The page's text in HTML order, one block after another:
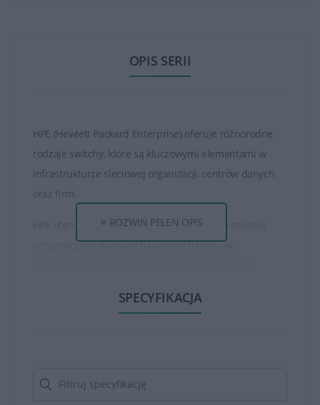
OPIS SERII
HPE (Hewlett Packard Enterprise) oferuje różnorodne
rodzaje switchy, które są kluczowymi elementami w
infrastrukturze sieciowej organizacji, centrów danych
oraz firm.
HPE oferuje szereg switchy, w tym zarówno modele
przeznaczone do małych i średnich firm, jak i
Modele różnią się liczbą portów, prędkością transmisji
danych, w tym Gigabit Ethernet, 10-Gigabit Ethernet czy
ROZWIŃ PEŁEN OPIS
SPECYFIKACJA